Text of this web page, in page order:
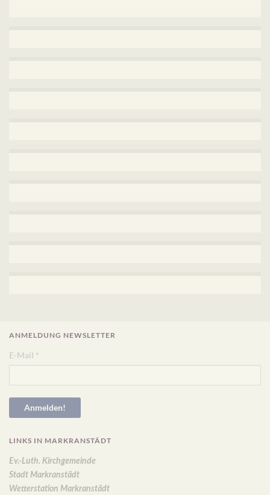
ANMELDUNG NEWSLETTER
E-Mail *
LINKS IN MARKRANSTÄDT
Ev.-Luth. Kirchgemeinde
Stadt Markranstädt
Wetterstation Markranstädt